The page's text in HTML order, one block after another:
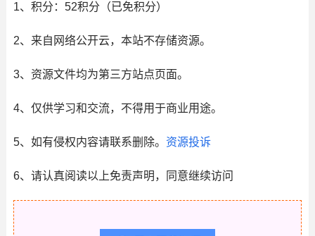
1、积分： 52积分（已免积分）
2、来自网络公开云，本站不存储资源。
3、资源文件均为第三方站点页面。
4、仅供学习和交流，不得用于商业用途。
5、如有侵权内容请联系删除。 资源投诉
6、请认真阅读以上免责声明，同意继续访问